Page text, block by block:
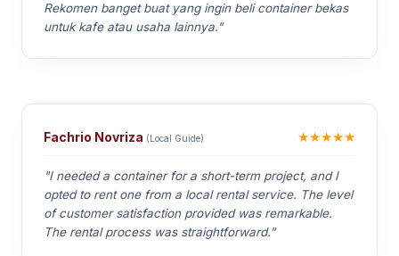
Rekomen banget buat yang ingin beli container bekas
untuk kafe atau usaha lainnya."
Fachrio Novriza (Local Guide) ★★★★★
"I needed a container for a short-term project, and I
opted to rent one from a local rental service. The level
of customer satisfaction provided was remarkable.
The rental process was straightforward."